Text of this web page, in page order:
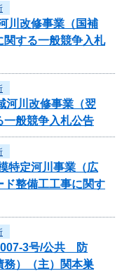
川改修事業（国補
関する一般競争入札
河川改修事業（翌
一般競争入札公告
特定河川事業（広
ド整備工工事に関す
007-3号/公共 防
務）（主）関本巣